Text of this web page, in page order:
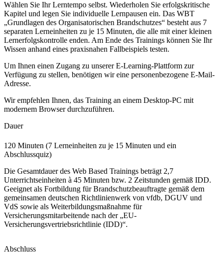
Wählen Sie Ihr Lerntempo selbst. Wiederholen Sie erfolgskritische
Kapitel und legen Sie individuelle Lernpausen ein. Das WBT
„Grundlagen des Organisatorischen Brandschutzes“ besteht aus 7
separaten Lerneinheiten zu je 15 Minuten, die alle mit einer kleinen
Lernerfolgskontrolle enden. Am Ende des Trainings können Sie Ihr
Wissen anhand eines praxisnahen Fallbeispiels testen.
Um Ihnen einen Zugang zu unserer E-Learning-Plattform zur
Verfügung zu stellen, benötigen wir eine personenbezogene E-Mail-
Adresse.
Wir empfehlen Ihnen, das Training an einem Desktop-PC mit
modernem Browser durchzuführen.
Dauer
120 Minuten (7 Lerneinheiten zu je 15 Minuten und ein
Abschlussquiz)
Die Gesamtdauer des Web Based Trainings beträgt 2,7
Unterrichtseinheiten à 45 Minuten bzw. 2 Zeitstunden gemäß IDD.
Geeignet als Fortbildung für Brandschutzbeauftragte gemäß dem
gemeinsamen deutschen Richtlinienwerk von vfdb, DGUV und
VdS sowie als Weiterbildungsmaßnahme für
Versicherungsmitarbeitende nach der „EU-
Versicherungsvertriebsrichtlinie (IDD)“.
Abschluss